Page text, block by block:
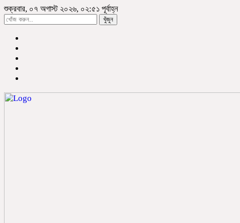
শুক্রবার, ০৭ অগাস্ট ২০২৬, ০২:৫১ পূর্বাহ্ন
খুঁজুন